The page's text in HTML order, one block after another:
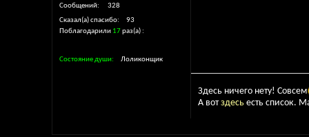
Сообщений
328
Сказал(а) спасибо
93
Поблагодарили 17раз(а)
Состояние души Лоликонщик
Здесь ничего нету! Совсем
А вотздесь есть список.